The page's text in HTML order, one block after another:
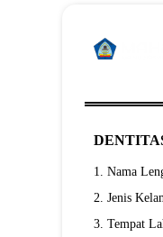
1. Nama
2. Jenis
3. Tempat